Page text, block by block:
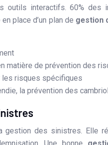
outils interactifs. 60% des
place d’un plan de gestion
matière de prévention des
les risques spécifiques
la prévention des
gestion des sinistres. Elle